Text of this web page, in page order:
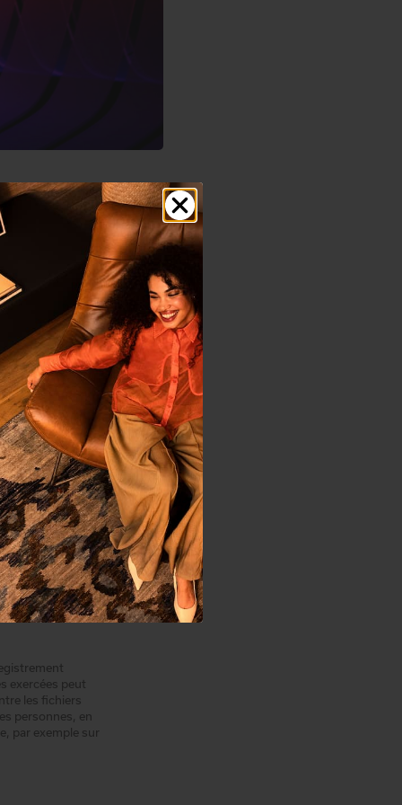
:
option sans perte
sans
formats audio
des débits
ceux qui
sans
exercées peut
les fichiers
personnes, en
par exemple sur